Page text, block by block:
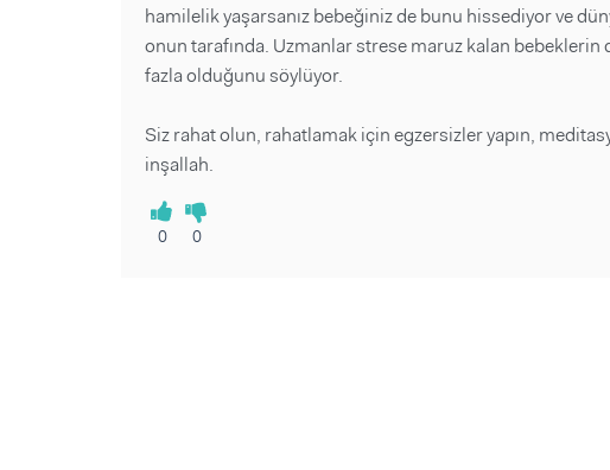
hamilelik yaşarsanız bebeğiniz de bunu hissediyor ve
onun tarafında. Uzmanlar strese maruz kalan
fazla olduğunu söylüyor.
Siz rahat olun, rahatlamak için egzersizler yapın,
inşallah.
0 0